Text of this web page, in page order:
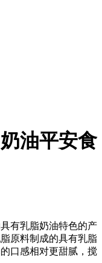
油平安食
有乳脂奶油特色的产
原料制成的具有乳脂
口感相对更甜腻，搅